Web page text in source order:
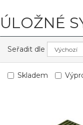
ÚLOŽNÉ
Seřadit dle
Skladem